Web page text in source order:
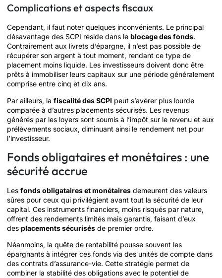
Complications et aspects fiscaux
Cependant, il faut noter quelques inconvénients. Le principal
désavantage des SCPI réside dans le blocage des fonds.
Contrairement aux livrets d’épargne, il n’est pas possible de
récupérer son argent à tout moment, rendant ce type de
placement moins liquide. Les investisseurs doivent donc être
prêts à immobiliser leurs capitaux sur une période généralement
comprise entre cinq et dix ans.
Par ailleurs, la fiscalité des SCPI peut s’avérer plus lourde
comparée à d’autres placements sécurisés. Les revenus
générés par les loyers sont soumis à l’impôt sur le revenu et aux
prélèvements sociaux, diminuant ainsi le rendement net pour
l’investisseur.
Fonds obligataires et monétaires : une
sécurité accrue
Les fonds obligataires et monétaires demeurent des valeurs
sûres pour ceux qui privilégient avant tout la sécurité de leur
capital. Ces instruments financiers, moins risqués par nature,
offrent des rendements limités mais garantis, faisant d’eux
des placements sécurisés de premier ordre.
Néanmoins, la quête de rentabilité pousse souvent les
épargnants à intégrer ces fonds via des unités de compte dans
des contrats d’assurance-vie. Cette stratégie permet de
combiner la stabilité des obligations avec le potentiel de